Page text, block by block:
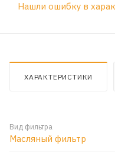
Нашли ошибку в
ХАРАКТЕРИСТИКИ
Вид фильтра
Масляный фильтр